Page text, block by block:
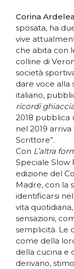
Corina
sposata, ha
vive
che abita con
colline di
società
dare voce alla
italiano,
ricordi
2018 pubblica
nel 2019
Scrittore”.
Con L’altra
Speciale Slow
edizione del
Madre, con la
identificarsi
vita
sensazioni,
semplicità. Le
come della
della cucina e
derivano,